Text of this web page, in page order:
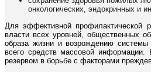
онкологических, эндокринных и
Для эффективной профилактической
власти всех уровней, общественных
образа жизни и возрождению системы
всего средств массовой информации.
резервом в борьбе с факторами